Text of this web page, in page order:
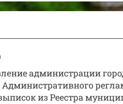
администрации
Административного
из Реестра